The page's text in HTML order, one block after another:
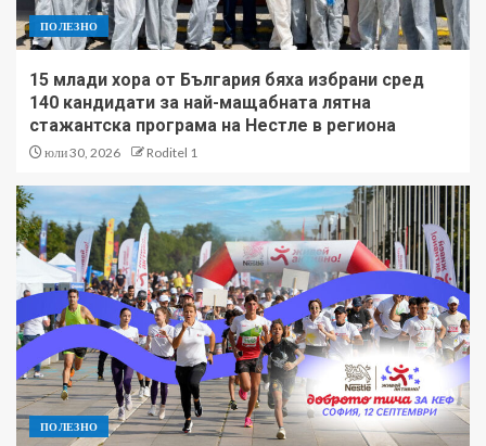
ПОЛЕЗНО
15 млади хора от България бяха избрани сред
140 кандидати за най-мащабната лятна
стажантска програма на Нестле в региона
юли 30, 2026 Roditel 1
ПОЛЕЗНО